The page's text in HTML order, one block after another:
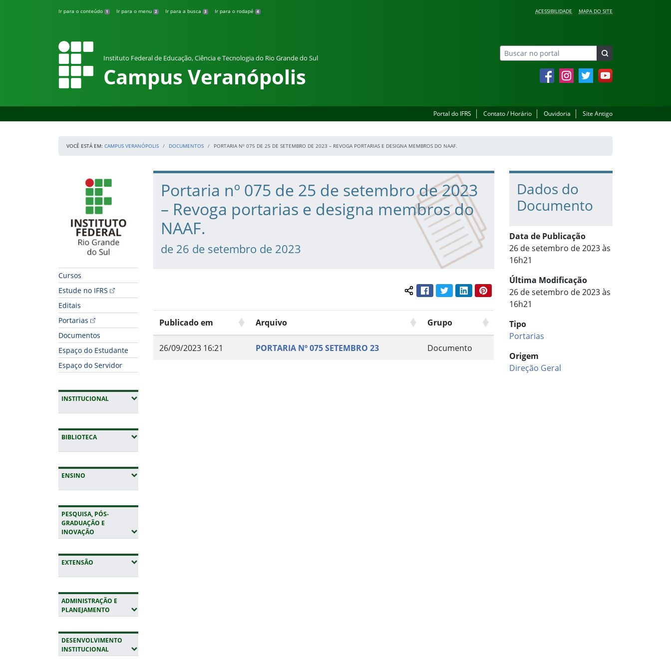
Ir para o conteúdo 1 Ir para o menu 2 Ir para a busca 3 Ir para o rodapé 4 ACESSIBILIDADE MAPA DO SITE
Instituto Federal de Educação, Ciência e Tecnologia do Rio Grande do Sul
Campus Veranópolis FacebookInstagramTwitter YouTube
Portal do IFRS Contato / Horário Ouvidoria Site Antigo
VOCÊ ESTÁ EM: CAMPUS VERANÓPOLIS DOCUMENTOS PORTARIA Nº 075 DE 25 DE SETEMBRO DE 2023 – REVOGA PORTARIAS E DESIGNA MEMBROS DO NAAF.
Início da navegação
Cursos
Estude no IFRS
Editais
Portarias
Documentos
Espaço do Estudante
Espaço do Servidor
INSTITUCIONAL(EXPANDIR SUBMENUS)
BIBLIOTECA(EXPANDIR SUBMENUS)
ENSINO (EXPANDIR SUBMENUS)
PESQUISA, PÓS-
GRADUAÇÃO E
INOVAÇÃO (EXPANDIR SUBMENUS)
EXTENSÃO (EXPANDIR SUBMENUS)
ADMINISTRAÇÃO E
PLANEJAMENTO (EXPANDIR SUBMENUS)
DESENVOLVIMENTO
INSTITUCIONAL(EXPANDIR SUBMENUS)
Início do conteúdo
Portaria nº 075 de 25 de setembro de 2023
– Revoga portarias e designa membros do
NAAF.
de 26 de setembro de 2023
Compartilhar conteúdo:
FacebookTwitterLinkedInPinterest
Publicado em Arquivo Grupo
26/09/2023 16:21 PORTARIA Nº 075 SETEMBRO 23 Documento
Dados do
Documento
Data de Publicação
26 de setembro de 2023 às
16h21
Última Modificação
26 de setembro de 2023 às
16h21
Tipo
Portarias
Origem
Direção Geral